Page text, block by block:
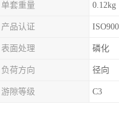
单套重量 0.12kg
产品认证
表面处理 磷化
负荷方向 径向
游隙等级 C3